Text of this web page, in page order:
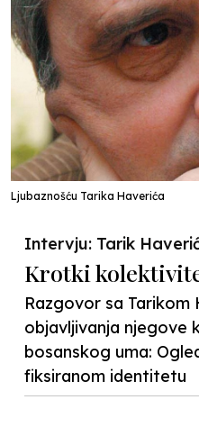
Ljubaznošću Tarika Haverića
Intervju: Tarik
Krotki
Razgovor sa
objavljivanja njegove
bosanskog uma:
fiksiranom identitetu